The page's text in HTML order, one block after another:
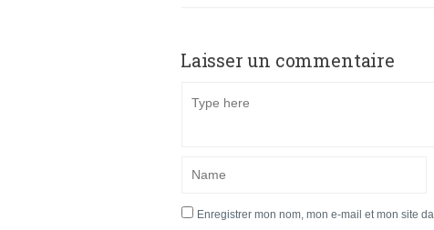
Laisser un commentaire
Enregistrer mon nom, mon e-mail et mon site